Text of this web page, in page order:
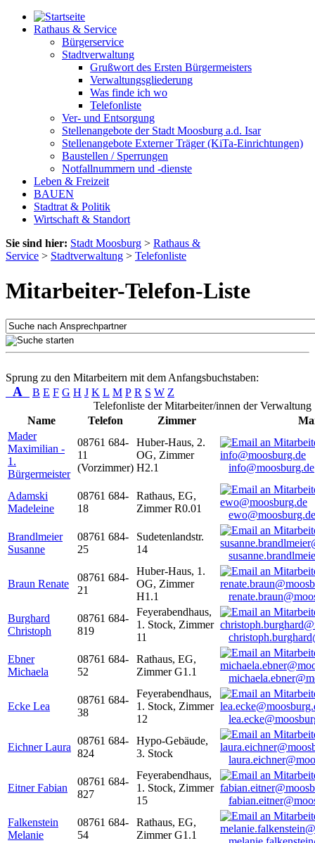
Rathaus & Service
Bürgerservice
Stadtverwaltung
Grußwort des Ersten Bürgermeisters
Verwaltungsgliederung
Was finde ich wo
Telefonliste
Ver- und Entsorgung
Stellenangebote der Stadt Moosburg a.d. Isar
Stellenangebote Externer Träger (KiTa-Einrichtungen)
Baustellen / Sperrungen
Notfallnummern und -dienste
Leben & Freizeit
BAUEN
Stadtrat & Politik
Wirtschaft & Standort
Sie sind hier: Stadt Moosburg > Rathaus &
Service > Stadtverwaltung > Telefonliste
Mitarbeiter-Telefon-Liste
Sprung zu den Mitarbeitern mit dem Anfangsbuchstaben:
A B E F G H J K L M P R S W Z
Telefonliste der Mitarbeiter/innen der Verwaltung
Name
Telefon Zimmer
Mader
Maximilian -
1.
Bürgermeister
08761 684-
11
(Vorzimmer)
Huber-Haus, 2.
OG, Zimmer
H2.1
info@moosburg.de
Adamski
Madeleine
08761 684-
18
Rathaus, EG,
Zimmer R0.01
ewo@moosburg.de
Brandlmeier
Susanne
08761 684-
25
Sudetenlandstr.
14
Braun Renate
08761 684-
21
Huber-Haus, 1.
OG, Zimmer
H1.1
Burghard
Christoph
08761 684-
819
Feyerabendhaus,
1. Stock, Zimmer
11
Ebner
Michaela
08761 684-
52
Rathaus, EG,
Zimmer G1.1
Ecke Lea
08761 684-
38
Feyerabendhaus,
1. Stock, Zimmer
12
Eichner Laura
08761 684-
824
Hypo-Gebäude,
3. Stock
Eitner Fabian
08761 684-
827
Feyerabendhaus,
1. Stock, Zimmer
15
Falkenstein
Melanie
08761 684-
54
Rathaus, EG,
Zimmer G1.1